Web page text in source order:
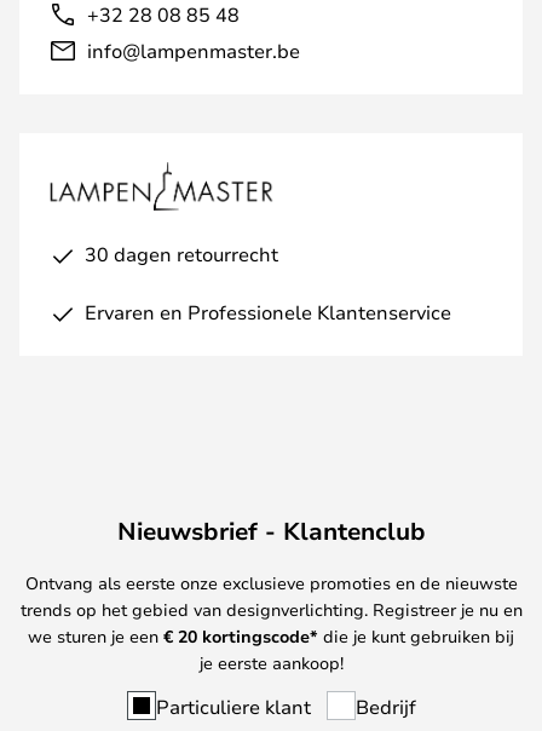
+32 28 08 85 48
info@lampenmaster.be
30 dagen retourrecht
Ervaren en Professionele Klantenservice
Nieuwsbrief - Klantenclub
Ontvang als eerste onze exclusieve promoties en de nieuwste
trends op het gebied van designverlichting. Registreer je nu en
we sturen je een € 20 kortingscode* die je kunt gebruiken bij
je eerste aankoop!
Particuliere klant Bedrijf